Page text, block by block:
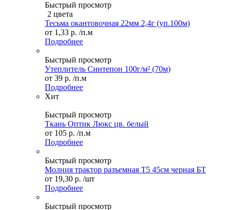
Быстрый просмотр
2 цвета
Тесьма окантовочная 22мм 2,4г (уп.100м)
от 1,33 р. /п.м
Подробнее
Быстрый просмотр
Утеплитель Синтепон 100г/м² (70м)
от 39 р. /п.м
Подробнее
Хит
Быстрый просмотр
Ткань Оптик Люкс цв. белый
от 105 р. /п.м
Подробнее
Быстрый просмотр
Молния трактор разъемная Т5 45см черная БТ
от 19,30 р. /шт
Подробнее
Быстрый просмотр